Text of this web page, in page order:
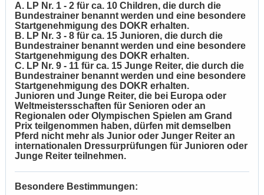
A. LP Nr. 1 - 2 für ca. 10 Children, die durch die
Bundestrainer benannt werden und eine besondere
Startgenehmigung des DOKR erhalten.
B. LP Nr. 3 - 8 für ca. 15 Junioren, die durch die
Bundestrainer benannt werden und eine besondere
Startgenehmigung des DOKR erhalten.
C. LP Nr. 9 - 11 für ca. 15 Junge Reiter, die durch die
Bundestrainer benannt werden und eine besondere
Startgenehmigung des DOKR erhalten.
Junioren und Junge Reiter, die bei Europa oder
Weltmeistersschaften für Senioren oder an
Regionalen oder Olympischen Spielen am Grand
Prix teilgenommen haben, dürfen mit demselben
Pferd nicht mehr als Junior oder Junger Reiter an
internationalen Dressurprüfungen für Junioren oder
Junge Reiter teilnehmen.
Besondere Bestimmungen: